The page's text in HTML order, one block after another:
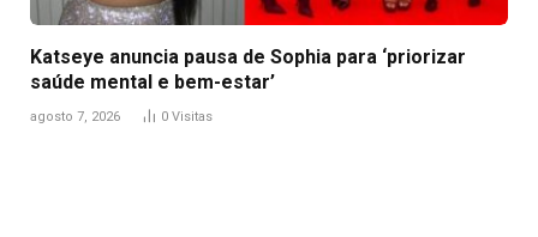
Katseye anuncia pausa de Sophia para ‘priorizar
saúde mental e bem-estar’
agosto 7, 2026 0 Visitas